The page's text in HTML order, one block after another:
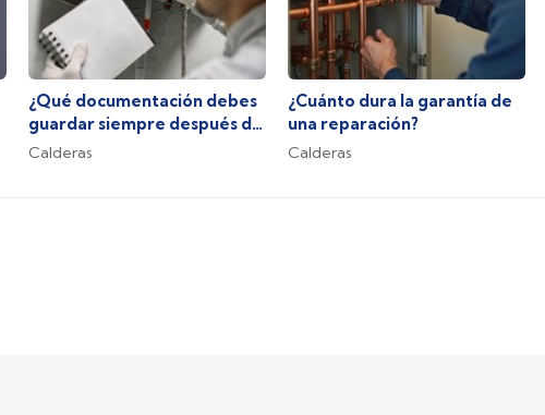
¿Qué documentación debes
guardar siempre después de
una reparación?
Calderas
¿Cuánto dura la garantía de
una reparación?
Calderas